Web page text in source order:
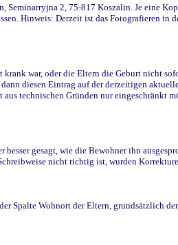
2, 75-817 Koszalin. Je eine
Hinweis: Derzeit ist das Fotografieren in
war, oder die Eltern die Geburt nicht
diesen Eintrag auf der derzeitigen
technischen Gründen nur eingeschränkt
gesagt, wie die Bewohner ihn
nicht richtig ist, wurden
Spalte Wohnort der Eltern, grundsätzlich der